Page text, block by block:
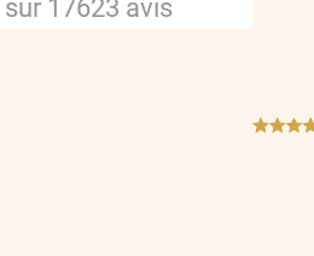
sur 17623 avis